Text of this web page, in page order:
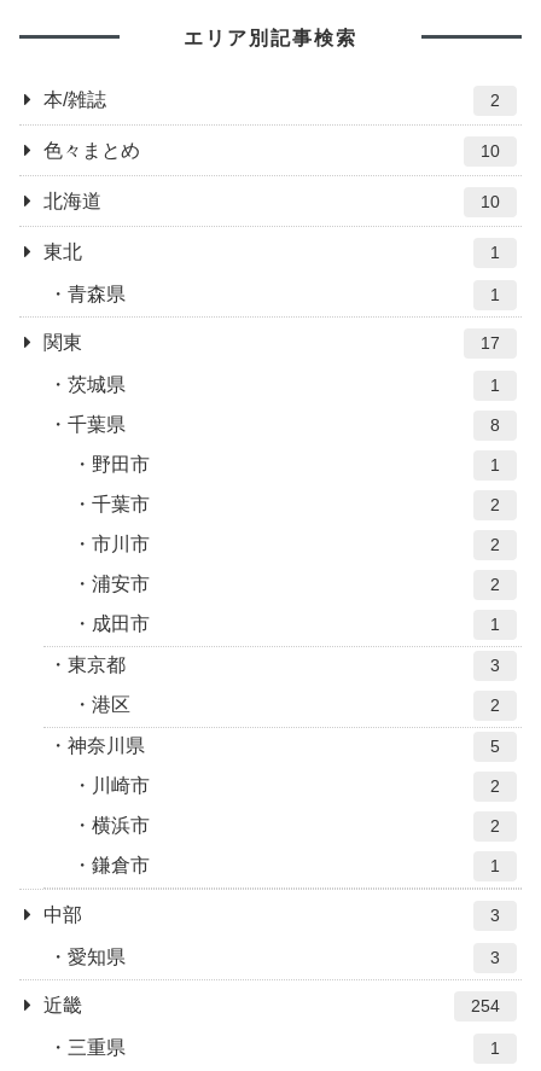
エリア別記事検索
本/雑誌 2
色々まとめ 10
北海道 10
東北 1
青森県 1
関東 17
茨城県 1
千葉県 8
野田市 1
千葉市 2
市川市 2
浦安市 2
成田市 1
東京都 3
港区 2
神奈川県 5
川崎市 2
横浜市 2
鎌倉市 1
中部 3
愛知県 3
近畿 254
三重県 1